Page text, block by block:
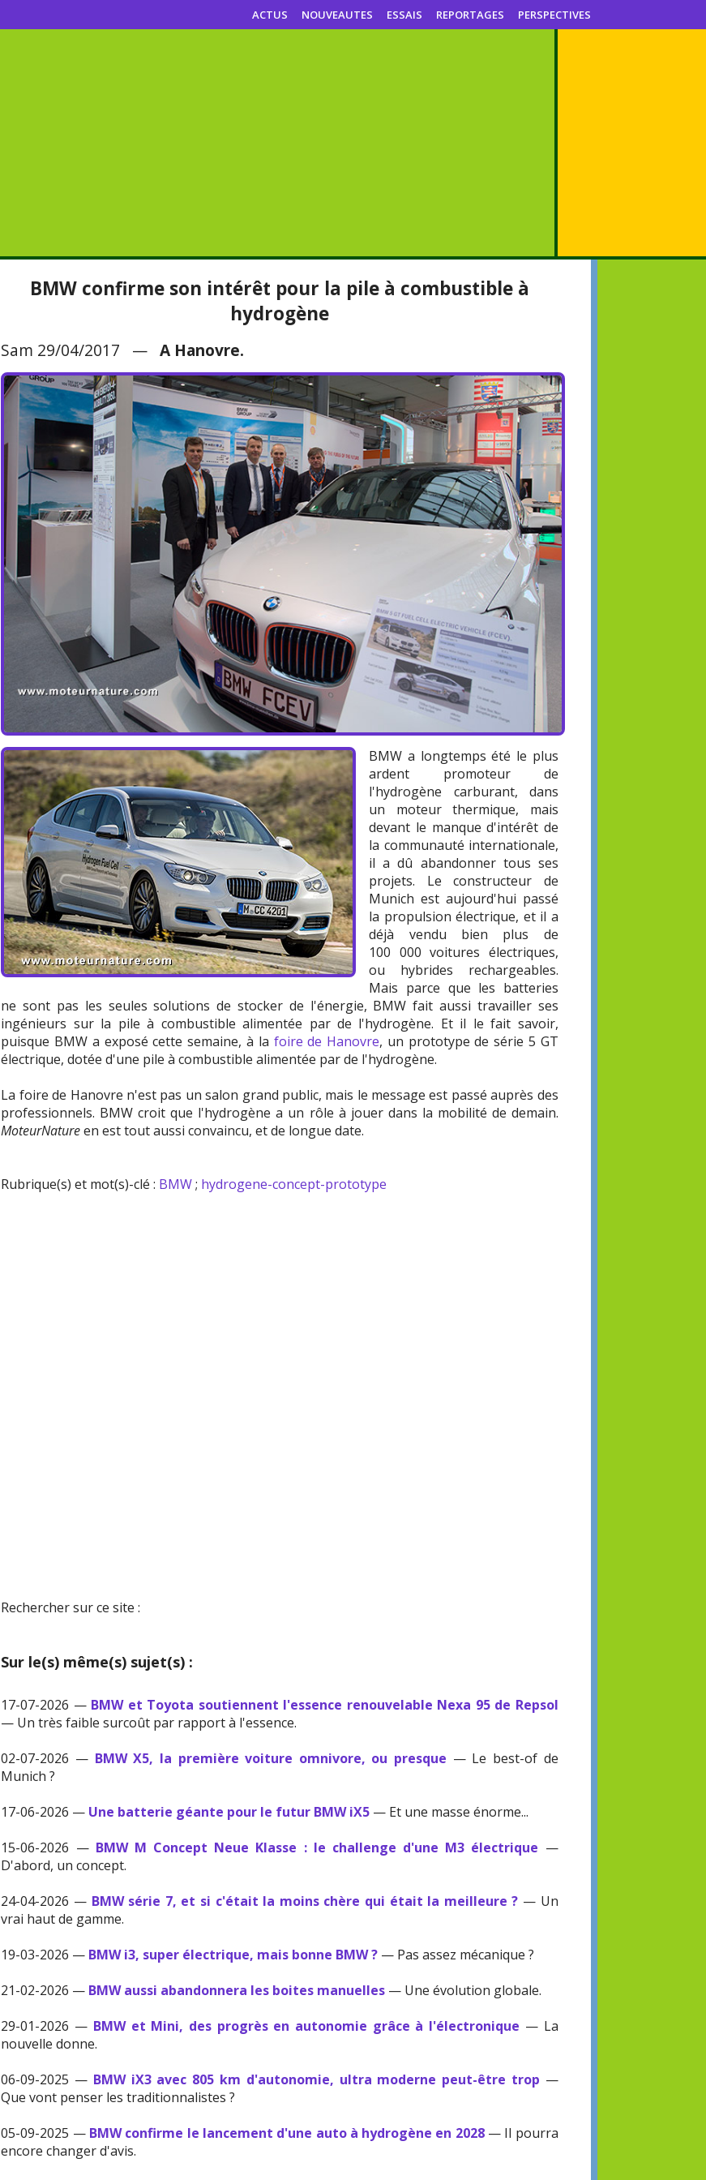
ACTUS NOUVEAUTES ESSAIS REPORTAGES PERSPECTIVES
BMW confirme son intérêt pour la pile à combustible à
hydrogène
Sam 29/04/2017 —A Hanovre.
BMW a longtemps été le plus
ardent promoteur de
l'hydrogène carburant, dans
un moteur thermique, mais
devant le manque d'intérêt de
la communauté internationale,
il a dû abandonner tous ses
projets. Le constructeur de
Munich est aujourd'hui passé
la propulsion électrique, et il a
déjà vendu bien plus de
100 000 voitures électriques,
ou hybrides rechargeables.
Mais parce que les batteries
ne sont pas les seules solutions de stocker de l'énergie, BMW fait aussi travailler ses
ingénieurs sur la pile à combustible alimentée par de l'hydrogène. Et il le fait savoir,
puisque BMW a exposé cette semaine, à la foire de Hanovre, un prototype de série 5 GT
électrique, dotée d'une pile à combustible alimentée par de l'hydrogène.
La foire de Hanovre n'est pas un salon grand public, mais le message est passé auprès des
professionnels. BMW croit que l'hydrogène a un rôle à jouer dans la mobilité de demain.
MoteurNatureen est tout aussi convaincu, et de longue date.
Rubrique(s) et mot(s)-clé : BMW; hydrogene-concept-prototype
Rechercher sur ce site :
Sur le(s) même(s) sujet(s) :
17-07-2026 — BMW et Toyota soutiennent l'essence renouvelable Nexa 95 de Repsol
— Un très faible surcoût par rapport à l'essence.
02-07-2026 — BMW X5, la première voiture omnivore, ou presque — Le best-of de
Munich ?
17-06-2026 — Une batterie géante pour le futur BMW iX5 — Et une masse énorme...
15-06-2026 — BMW M Concept Neue Klasse : le challenge d'une M3 électrique —
D'abord, un concept.
24-04-2026 — BMW série 7, et si c'était la moins chère qui était la meilleure ? — Un
vrai haut de gamme.
19-03-2026 — BMW i3, super électrique, mais bonne BMW ? — Pas assez mécanique ?
21-02-2026 — BMW aussi abandonnera les boites manuelles — Une évolution globale.
29-01-2026 — BMW et Mini, des progrès en autonomie grâce à l'électronique — La
nouvelle donne.
06-09-2025 — BMW iX3 avec 805 km d'autonomie, ultra moderne peut-être trop —
Que vont penser les traditionnalistes ?
05-09-2025 — BMW confirme le lancement d'une auto à hydrogène en 2028— Il pourra
encore changer d'avis.